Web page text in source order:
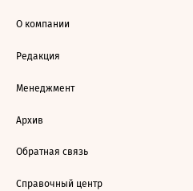
О компании
Редакция
Менеджмент
Архив
Обратная связь
Справочный центр